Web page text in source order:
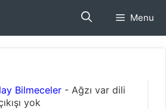
Menu
Bilmeceler - Ağzı var dili
yok